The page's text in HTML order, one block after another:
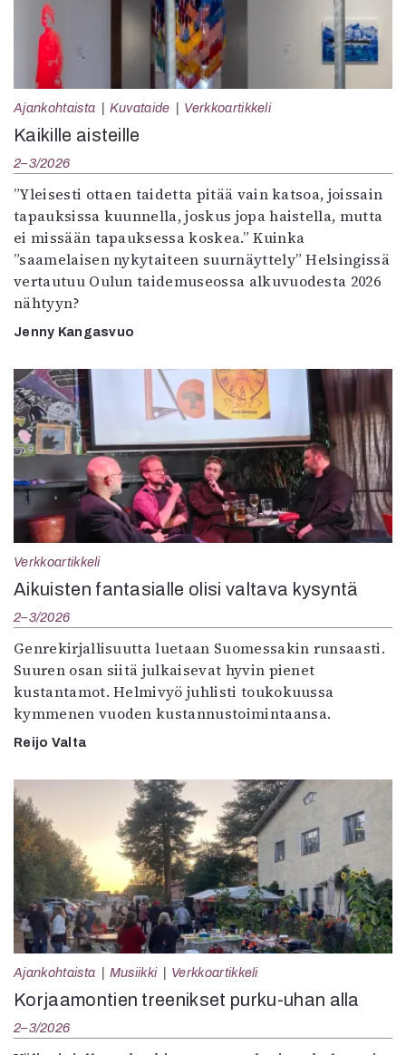
Ajankohtaista Kuvataide Verkkoartikkeli
Kaikille aisteille
2–3/2026
”Yleisesti ottaen taidetta pitää vain katsoa, joissain
tapauksissa kuunnella, joskus jopa haistella, mutta
ei missään tapauksessa koskea.” Kuinka
”saamelaisen nykytaiteen suurnäyttely” Helsingissä
vertautuu Oulun taidemuseossa alkuvuodesta 2026
nähtyyn?
Jenny Kangasvuo
Verkkoartikkeli
Aikuisten fantasialle olisi valtava kysyntä
2–3/2026
Genrekirjallisuutta luetaan Suomessakin runsaasti.
Suuren osan siitä julkaisevat hyvin pienet
kustantamot. Helmivyö juhlisti toukokuussa
kymmenen vuoden kustannustoimintaansa.
Reijo Valta
Ajankohtaista Musiikki Verkkoartikkeli
Korjaamontien treenikset purku-uhan alla
2–3/2026